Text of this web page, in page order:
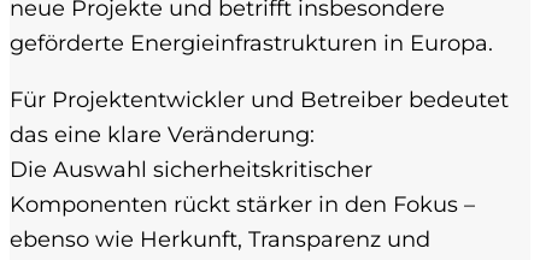
neue Projekte und betrifft insbesondere
geförderte Energieinfrastrukturen in Europa.
Für Projektentwickler und Betreiber bedeutet
das eine klare Veränderung:
Die Auswahl sicherheitskritischer
Komponenten rückt stärker in den Fokus –
ebenso wie Herkunft, Transparenz und